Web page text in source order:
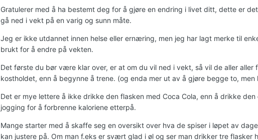
Gratulerer med å ha bestemt deg for å gjøre en endring i livet ditt, dette er
gå ned i vekt på en varig og sunn måte.
Jeg er ikke utdannet innen helse eller ernæring, men jeg har lagt merke til
brukt for å endre på vekten.
Det første du bør være klar over, er at om du vil ned i vekt, så vil de aller aller
kostholdet, enn å begynne å trene. (og enda mer ut av å gjøre begge to,
Det er mye lettere å ikke drikke den flasken med Coca Cola, enn å drikke
jogging for å forbrenne kaloriene etterpå.
Mange starter med å skaffe seg en oversikt over hva de spiser i løpet av
kan justere på. Om man f.eks er svært glad i øl og ser man drikker tre flasker